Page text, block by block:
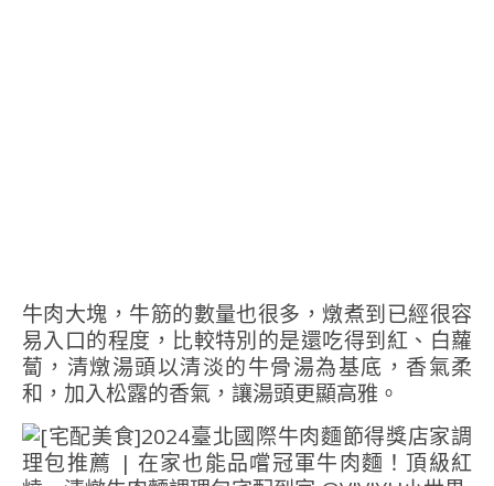
牛肉大塊，牛筋的數量也很多，燉煮到已經很容
易入口的程度，比較特別的是還吃得到紅、白蘿
蔔，清燉湯頭以清淡的牛骨湯為基底，香氣柔
和，加入松露的香氣，讓湯頭更顯高雅。